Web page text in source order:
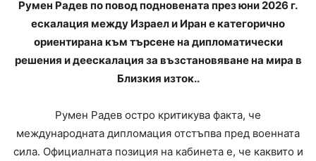
Румен Радев по повод подновената през юни 2026 г.
ескалация между Израел и Иран е категорично
ориентирана към търсене на дипломатически
решения и деескалация за възстановяване на мира в
Близкия изток..
Румен Радев остро критикува факта, че
международната дипломация отстъпва пред военната
сила. Официалната позиция на кабинета е, че каквито и